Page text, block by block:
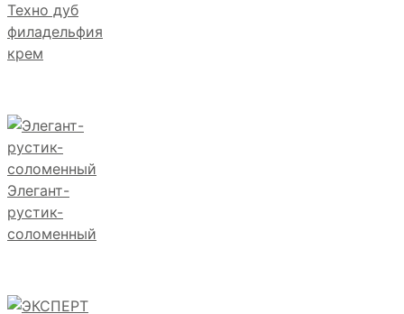
Техно дуб
филадельфия
крем
Элегант-
рустик-
соломенный